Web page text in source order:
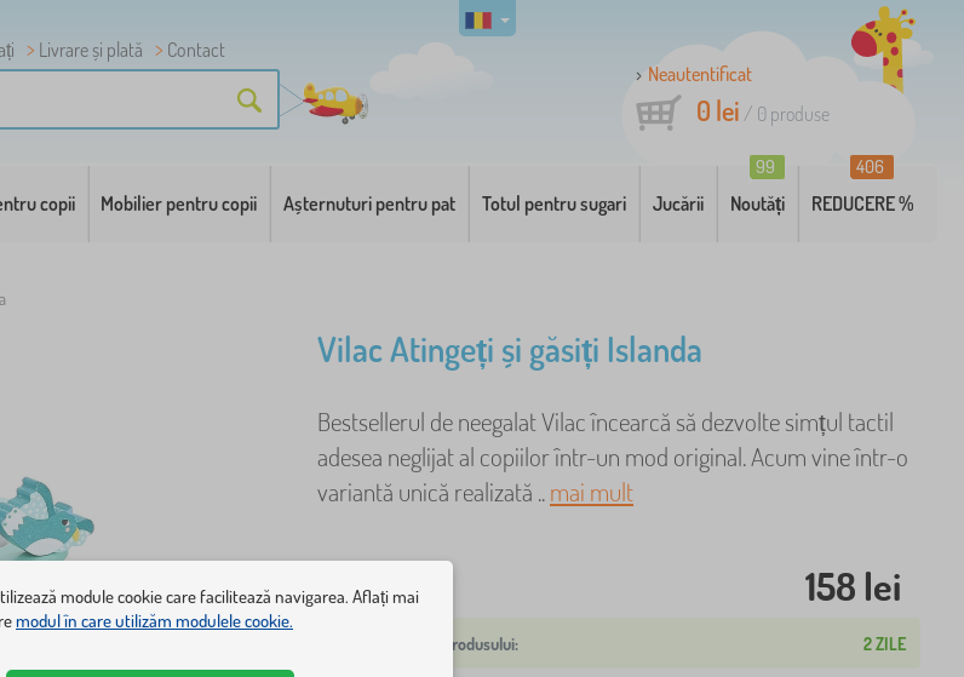
Livrare și plată
Contact
Neautentificat
0 lei / 0 produse
copii Mobilier pentru copii Așternuturi pentru pat Totul pentru sugari Jucării Noutăți
99
REDUCERE %
406
Vilac Atingeți și găsiți Islanda
Bestsellerul de neegalat Vilac încearcă să dezvolte simțul tactil
adesea neglijat al copiilor într-un mod original. Acum vine într-o
variantă unică realizată ..mai mult
158 lei
2 ZILE
module cookie care facilitează navigarea. Aflați mai
modul în care utilizăm modulele cookie.